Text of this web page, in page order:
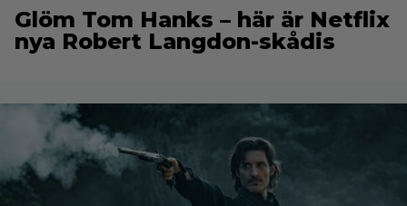
Glöm Tom Hanks – här är Netflix
nya Robert Langdon-skådis